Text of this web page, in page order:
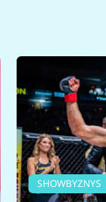
SHOWBYZNYS